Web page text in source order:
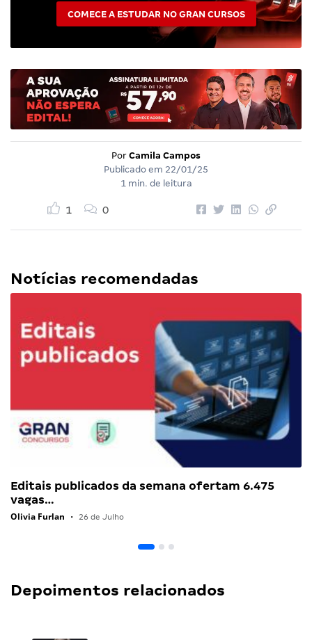
COMECE A ESTUDAR NO GRAN CURSOS
Por Camila Campos
Publicado em 22/01/25
1 min. de leitura
1 0
Notícias recomendadas
Editais publicados da semana ofertam 6.475
vagas…
Olivia Furlan • 26 de Julho
Depoimentos relacionados